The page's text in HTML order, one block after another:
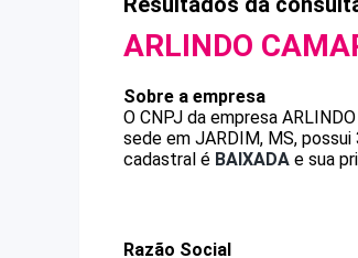
ARLINDO
Sobre a empresa
O CNPJ da empresa
sede em JARDIM, MS,
cadastral é BAIXADA e sua
Razão Social